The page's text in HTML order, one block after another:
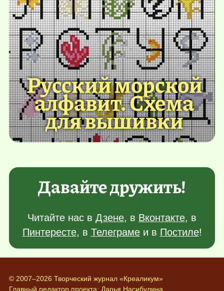
Русский морской
алфавит. Схема
для вышивки
Давайте дружить!
Читайте нас в Дзене, в Вконтакте, в
Пинтересте, в Телеграмеи в Постиле!
© 2007–2026 Творческий журнал «Креаликум»
Главный редактор проекта: Дарья Насибулина